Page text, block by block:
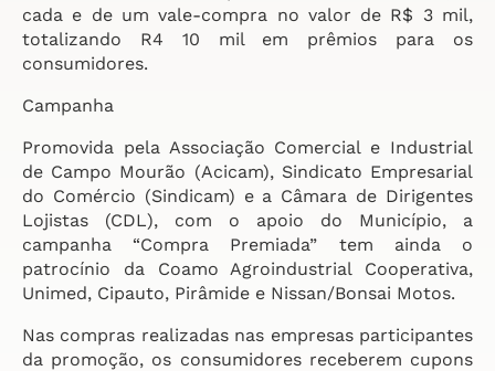
cada e de um vale-compra no valor de R$ 3 mil,
totalizando R4 10 mil em prêmios para os
consumidores.
Campanha
Promovida pela Associação Comercial e Industrial
de Campo Mourão (Acicam), Sindicato Empresarial
do Comércio (Sindicam) e a Câmara de Dirigentes
Lojistas (CDL), com o apoio do Município, a
campanha “Compra Premiada” tem ainda o
patrocínio da Coamo Agroindustrial Cooperativa,
Unimed, Cipauto, Pirâmide e Nissan/Bonsai Motos.
Nas compras realizadas nas empresas participantes
da promoção, os consumidores receberem cupons